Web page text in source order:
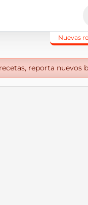
Nuevas
reporta nuevos